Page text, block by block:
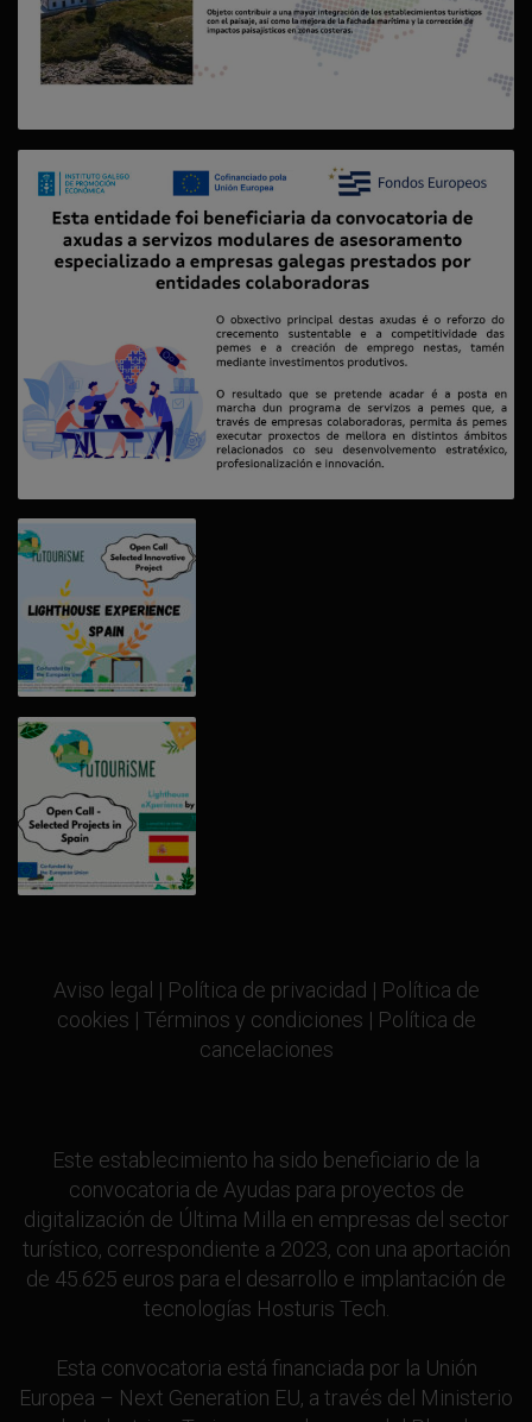
Aviso legal | Política de privacidad | Política de
cookies | Términos y condiciones | Política de
cancelaciones
Este establecimiento ha sido beneficiario de la
convocatoria de Ayudas para proyectos de
digitalización de Última Milla en empresas del sector
turístico, correspondiente a 2023, con una aportación
de 45.625 euros para el desarrollo e implantación de
tecnologías Hosturis Tech.
Esta convocatoria está financiada por la Unión
Europea – Next Generation EU, a través del Ministerio